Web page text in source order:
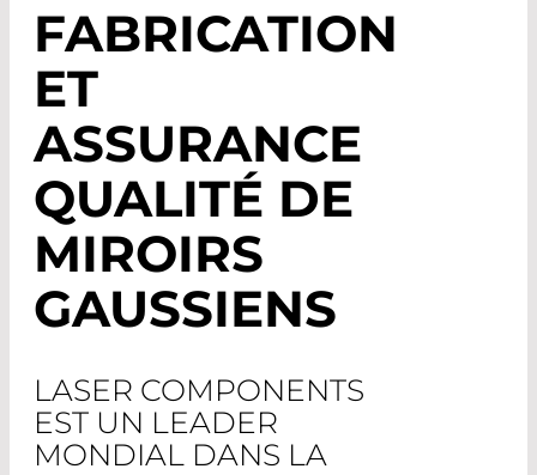
FABRICATION
ET
ASSURANCE
QUALITÉ DE
MIROIRS
GAUSSIENS
LASER COMPONENTS
EST UN LEADER
MONDIAL DANS LA